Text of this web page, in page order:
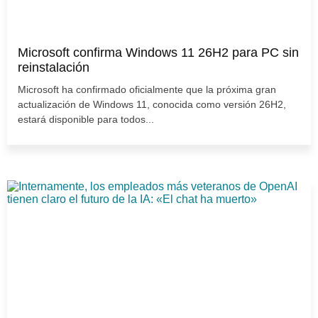
Microsoft confirma Windows 11 26H2 para PC sin
reinstalación
Microsoft ha confirmado oficialmente que la próxima gran
actualización de Windows 11, conocida como versión 26H2,
estará disponible para todos...